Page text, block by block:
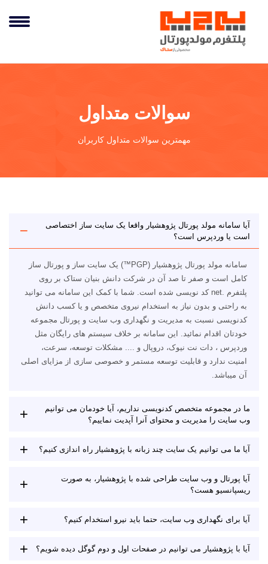
سوالات متداول
مهمترین سوالات متداول کاربران
آیا سامانه مولد پورتال پژوهشیار واقعا یک سایت ساز اختصاصی
است یا وردپرس است؟
سامانه مولد پورتال پژوهشیار (PGP™) یک سایت ساز و پورتال ساز
کامل است و صفر تا صد آن در شرکت دانش بنیان ستاک بر روی
پلتفرم .net کد نویسی شده است. شما با کمک این سامانه می توانید
به راحتی و بدون نیاز به استخدام نیروی متخصص و یا کسب دانش
کدنویسی نسبت به مدیریت و نگهداری وب سایت و پورتال مجموعه
خودتان اقدام نمائید. این سامانه بر خلاف سیستم های رایگان مثل
وردپرس ، دات نت نیوک، دروپال و .... مشکلات توسعه، سرعت،
امنیت ندارد و قابلیت توسعه مستمر و خصوصی سازی از مزایای اصلی
آن میباشد.
ما در مجموعه متخصص کدنویسی نداریم، آیا خودمان می توانیم
وب سایت را مدیریت و محتوای آنرا آپدیت نماییم؟
آیا ما می توانیم یک سایت چند زبانه با پژوهشیار راه اندازی کنیم؟
آیا پورتال و وب سایت طراحی شده با پژوهشیار، به صورت
ریسپانسیو هست؟
آیا برای نگهداری وب سایت، حتما باید نیرو استخدام کنیم؟
آیا با پژوهشیار می توانیم در صفحات اول و دوم گوگل دیده شویم؟